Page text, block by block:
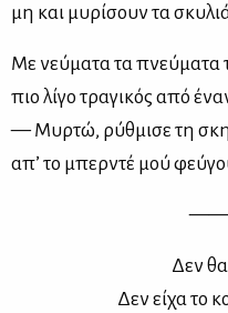
μη και μυ­ρί­σουν τα
Με νεύ­μα­τα τα πνεύ­μα­τα
πιο λί­γο τρα­γι­κός από
— Μυρ­τώ, ρύθ­μι­σε τη
απ’ το μπερ­ντέ μού
——
Δεν
Δεν εί­χα το